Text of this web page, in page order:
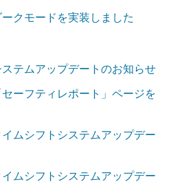
ークモードを実装しました
ステムアップデートのお知らせ
セーフティレポート」ページを
イムシフトシステムアップデー
イムシフトシステムアップデー